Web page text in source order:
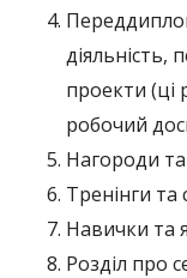
діяльність,
проекти (ці
робочий
Нагороди
Тренінги та
Навички та
Розділ про